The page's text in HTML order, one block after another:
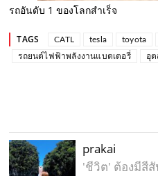
รถอันดับ 1 ของโลกสำเร็จ
TAGS CATL tesla toyota
รถยนต์ไฟฟ้าพลังงานแบตเตอรี่
อุ
prakai
'ชีวิต' ต้องมีสี